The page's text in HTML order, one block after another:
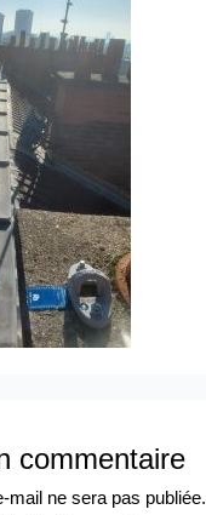
commentaire
mail ne sera pas publiée.